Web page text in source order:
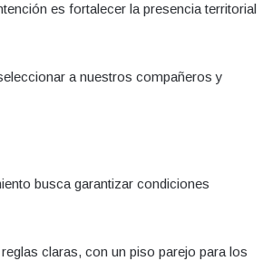
es fortalecer la presencia territorial
a nuestros compañeros y
busca garantizar condiciones
claras, con un piso parejo para los